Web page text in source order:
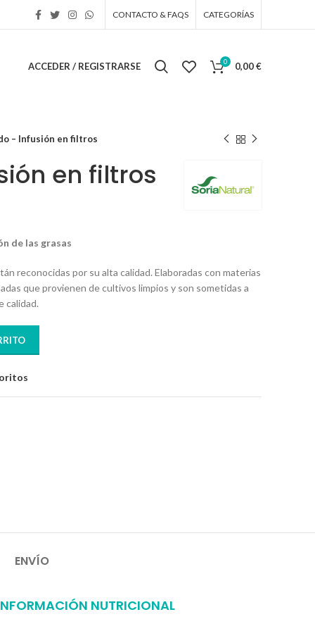
CONTACTO & FAQS CATEGORÍAS
ACCEDER / REGISTRARSE 0 0,00€
– Infusión en filtros
en filtros
de las grasas
reconocidas por su alta calidad. Elaboradas con materias
que provienen de cultivos limpios y son sometidas a
calidad.
ENVÍO
NUTRICIONAL